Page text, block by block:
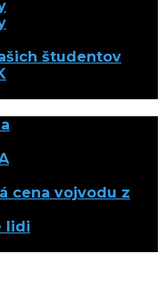
študentov
cena vojvodu z
lidi